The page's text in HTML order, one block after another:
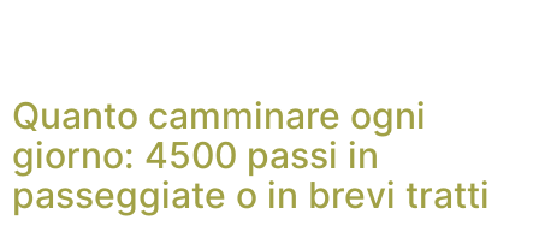
Quanto camminare ogni
giorno: 4500 passi in
passeggiate o in brevi tratti